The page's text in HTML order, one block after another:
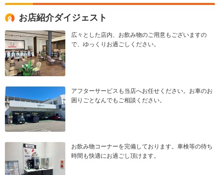
お店紹介ダイジェスト
広々とした店内、お飲み物のご用意もございますの
で、ゆっくりお過ごしください。
アフターサービスも当店へお任せください。お車のお
困りごとなんでもご相談ください。
お飲み物コーナーを完備しております。車検等の待ち
時間も快適にお過ごし頂けます。